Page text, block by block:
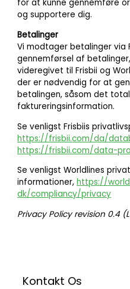
for at kunne gennemføre
og supportere dig.
Betalinger
Vi modtager betalinger via
gennemførsel af
videregivet til Frisbii og
der er nødvendig for at
betalingen, såsom det
faktureringsinformation.
Se venligst Frisbiis
https://frisbii.com/da/
https://frisbii.com/data-
Se venligst Worldlines
informationer,https://
dk/compliancy/privacy
Privacy Policy revision 0.4
Kontakt Os